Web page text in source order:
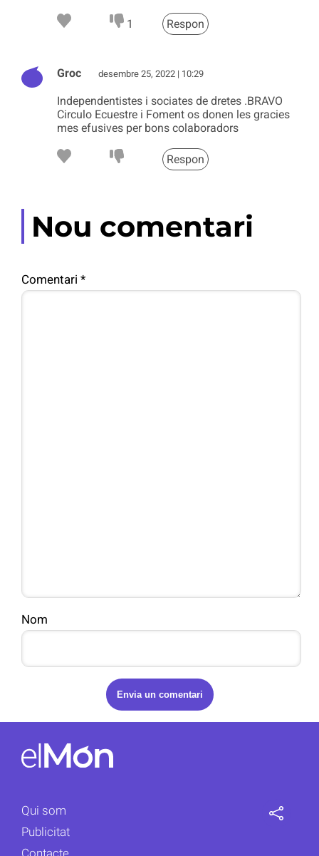
1 Respon
Groc desembre 25, 2022 | 10:29
Independentistes i sociates de dretes .BRAVO
Circulo Ecuestre i Foment os donen les gracies
mes efusives per bons colaboradors
Respon
Nou comentari
Comentari *
Nom
Qui som
Publicitat